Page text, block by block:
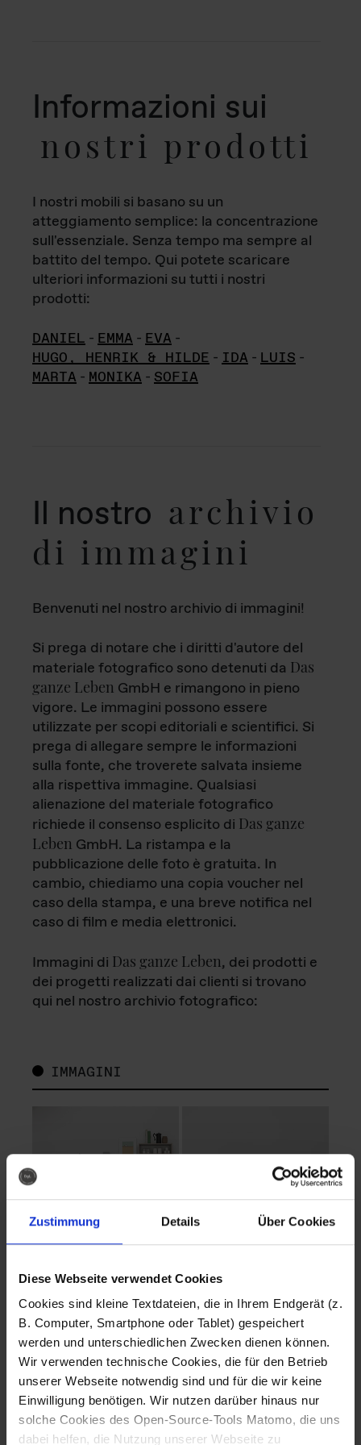
Zustimmung Details Über Cookies
Diese Webseite verwendet Cookies
Cookies sind kleine Textdateien, die in Ihrem Endgerät (z.
B. Computer, Smartphone oder Tablet) gespeichert
werden und unterschiedlichen Zwecken dienen können.
Wir verwenden technische Cookies, die für den Betrieb
unserer Webseite notwendig sind und für die wir keine
Einwilligung benötigen. Wir nutzen darüber hinaus nur
solche Cookies des Open-Source-Tools Matomo, die uns
dabei helfen, die Nutzung unserer Webseite zu
Informazioni sui
nostri prodotti
I nostri mobili si basano su un
atteggiamento semplice: la concentrazione
sull'essenziale. Senza tempo ma sempre al
battito del tempo. Qui potete scaricare
ulteriori informazioni su tutti i nostri
prodotti:
DANIEL - EMMA - EVA -
HUGO, HENRIK & HILDE - IDA - LUIS -
MARTA - MONIKA - SOFIA
Il nostro archivio
di immagini
Benvenuti nel nostro archivio di immagini!
Si prega di notare che i diritti d'autore del
materiale fotografico sono detenuti da Das
ganze Leben GmbH e rimangono in pieno
vigore. Le immagini possono essere
utilizzate per scopi editoriali e scientifici. Si
prega di allegare sempre le informazioni
sulla fonte, che troverete salvata insieme
alla rispettiva immagine. Qualsiasi
alienazione del materiale fotografico
richiede il consenso esplicito di Das ganze
Leben GmbH. La ristampa e la
pubblicazione delle foto è gratuita. In
cambio, chiediamo una copia voucher nel
caso della stampa, e una breve notifica nel
caso di film e media elettronici.
Immagini di Das ganze Leben, dei prodotti e
dei progetti realizzati dai clienti si trovano
qui nel nostro archivio fotografico:
IMMAGINI
Fotografo: Lorenz
Sternbach
Download
Fotografo: Lorenz
Sternbach
Download